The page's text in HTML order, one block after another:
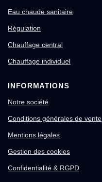
Eau chaude sanitaire
Régulation
Chauffage central
Chauffage individuel
INFORMATIONS
Notre société
Conditions générales de vente
Mentions légales
Gestion des cookies
Confidentialité & RGPD